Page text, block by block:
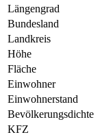
Längengrad
Bundesland
Landkreis
Höhe
Fläche
Einwohner
Einwohnerstand
Bevölkerungsdichte
KFZ